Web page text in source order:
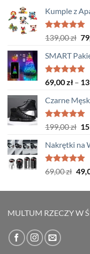
Kumple z
Oceniono
na 5
139,00zł
SMART
Oceniono
5.00
69,00zł –
Czarne
Oceniono
na 5
199,00zł
Nakrętki na
Oceniono
5.00
69,00zł
MULTUM RZECZY W